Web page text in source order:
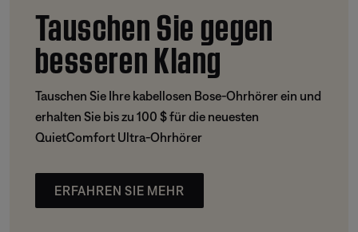
Tauschen Sie gegen
besseren Klang
Tauschen Sie Ihre kabellosen Bose-Ohrhörer ein und
erhalten Sie bis zu 100 $ für die neuesten
QuietComfort Ultra-Ohrhörer
ERFAHREN SIE MEHR